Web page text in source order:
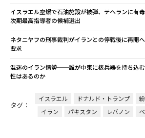
イスラエル空爆で石油施設が被弾、テヘランに
次期最高指導者の候補選出
ネタニヤフの刑事裁判がイランとの停戦後に再開
要求
混迷のイラン情勢──誰が中東に核兵器を持ち込
性はあるのか
タグ：
イスラエル ドナルド・トランプ
イラン
パキスタン レバノン